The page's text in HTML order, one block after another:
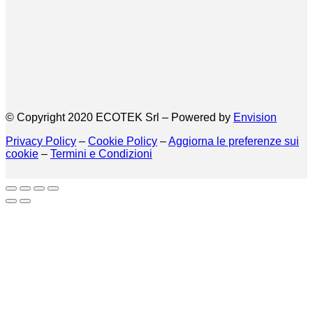
© Copyright 2020 ECOTEK Srl – Powered by Envision
Privacy Policy – Cookie Policy –Aggiorna le preferenze sui
cookie – Termini e Condizioni